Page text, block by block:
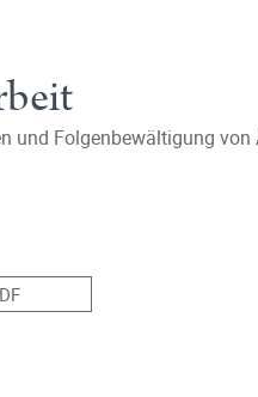
und Folgenbewältigung